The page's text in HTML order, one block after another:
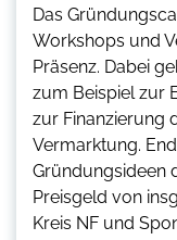
Das
Workshops und
Präsenz. Dabei
zum Beispiel zur
zur Finanzierung
Vermarktung.
Gründungsideen
Preisgeld von
Kreis NF und